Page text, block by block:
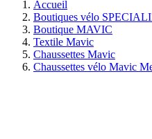
Accueil
Boutiques vélo
Boutique MAVIC
Textile Mavic
Chaussettes Mavic
Chaussettes vélo Mavic